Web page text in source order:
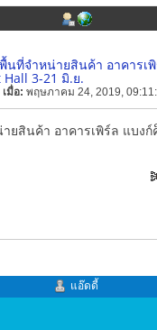
พื้นที่จำหน่ายสินค้า อาคารเ
3-21 มิ.ย.
มื่อ: พฤษภาคม 24, 2019,
ยสินค้า อาคารเพิร์ล แบง
แอ๊ดดี้